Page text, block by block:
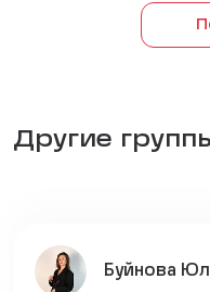
Другие
Буйнова